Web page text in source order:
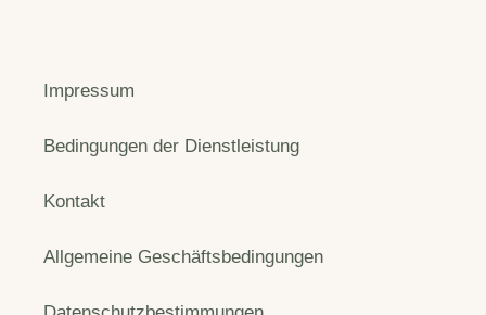
Impressum
Bedingungen der Dienstleistung
Kontakt
Allgemeine Geschäftsbedingungen